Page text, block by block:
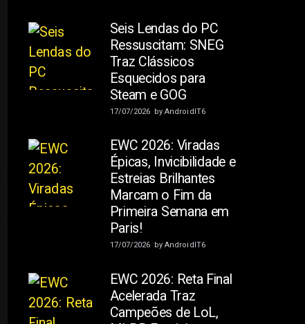
Seis Lendas do PC
Ressuscitam: SNEG
Traz Clássicos
Esquecidos para
Steam e GOG
17/07/2026 by AndroidIT6
EWC 2026: Viradas
Épicas, Invicibilidade e
Estreias Brilhantes
Marcam o Fim da
Primeira Semana em
Paris!
17/07/2026 by AndroidIT6
EWC 2026: Reta Final
Acelerada Traz
Campeões de LoL,